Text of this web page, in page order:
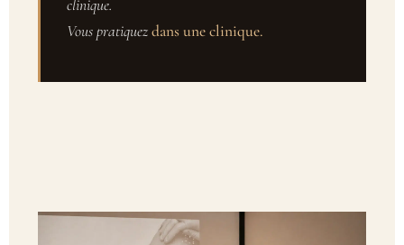
clinique.
Vous pratiquezdans une clinique.